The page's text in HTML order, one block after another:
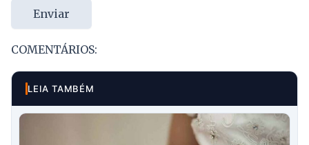
Enviar
COMENTÁRIOS:
LEIA TAMBÉM